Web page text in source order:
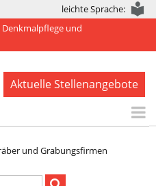
leichte Sprache:
und
Aktuelle Stellenangebote
und Grabungsfirmen